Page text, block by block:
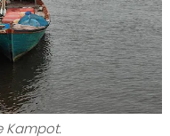
Kampot.